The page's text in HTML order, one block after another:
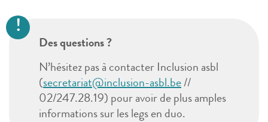
Des questions ?
N’hésitez pas à contacter Inclusion asbl
(secretariat@inclusion-asbl.be //
02/247.28.19) pour avoir de plus amples
informations sur les legs en duo.